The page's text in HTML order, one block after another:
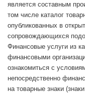
является составным
том числе каталог
опубликованных в
сопровождающихся
Финансовые услуги из
финансовыми
ознакомиться с
непосредственно
на товарные знаки